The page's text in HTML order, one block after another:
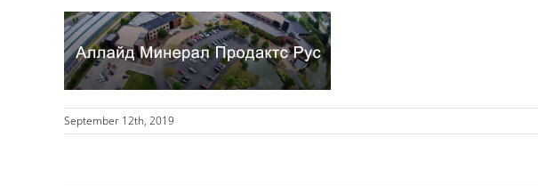
September 12th, 2019